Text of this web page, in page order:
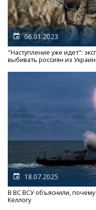
06.01.2023
"Наступление уже идет":
выбивать россиян из
18.07.2025
В ВС ВСУ объяснили,
Келлогу